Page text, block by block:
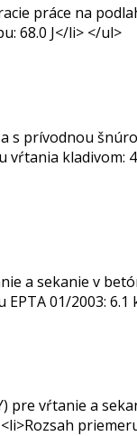
práce na
68.0 J</li> </ul>
s prívodnou
a sekanie v
01/2003:
pre vŕtanie a